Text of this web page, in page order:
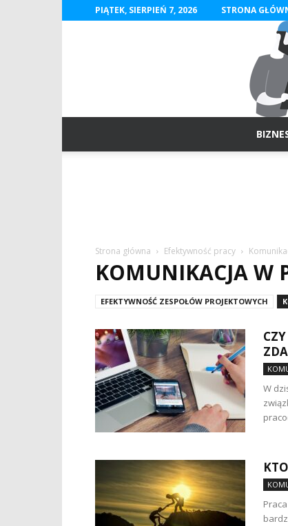
PIĄTEK, SIERPIEŃ 7, 2026 STRONA
Strona główna Efektywność pracy
KOMUNIKACJA W
EFEKTYWNOŚĆ ZESPOŁÓW PROJEKTOWYCH
W